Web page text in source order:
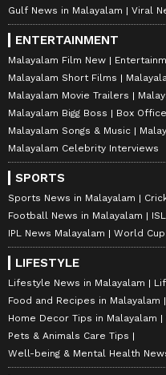
Gulf News in Malayalam
Viral
ENTERTAINMENT
Malayalam Film New
Malayalam Short Films
Malayalam Movie Trailers
Malayalam Bigg Boss
Box
Malayalam Songs & Music
Malayalam Celebrity Interviews
SPORTS
Sports News in Malayalam
Football News in Malayalam
IPL News Malayalam
World
LIFESTYLE
Lifestyle News in Malayalam
Food and Recipes in Malayalam
Home Decor Tips in Malayalam
Pets & Animals Care Tips
Well-being & Mental Health